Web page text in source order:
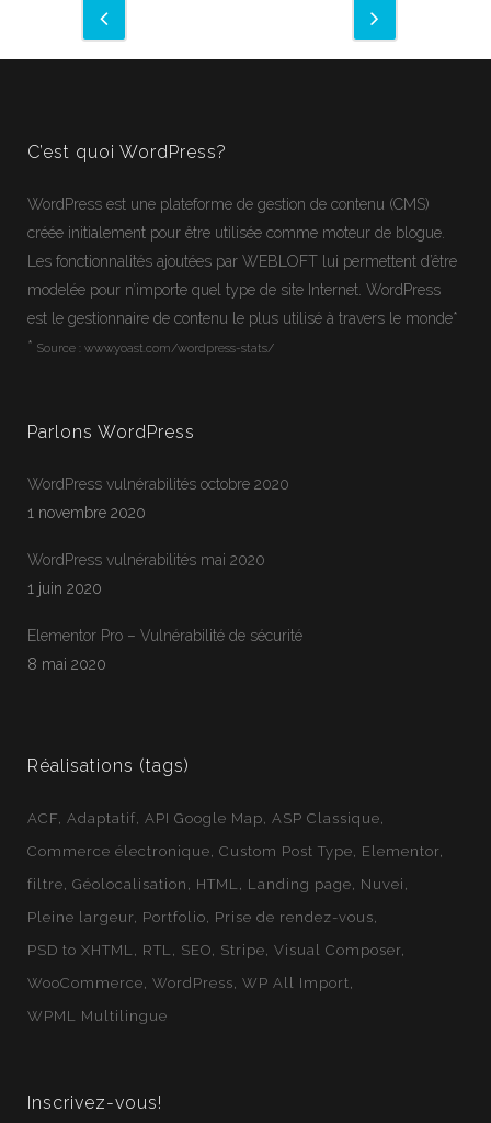
C’est quoi WordPress?
WordPress est une plateforme de gestion de contenu (CMS)
créée initialement pour être utilisée comme moteur de blogue.
Les fonctionnalités ajoutées par WEBLOFT lui permettent d’être
modelée pour n’importe quel type de site Internet. WordPress
est le gestionnaire de contenu le plus utilisé à travers le monde*
* Source : www.yoast.com/wordpress-stats/
Parlons WordPress
WordPress vulnérabilités octobre 2020
1 novembre 2020
WordPress vulnérabilités mai 2020
1 juin 2020
Elementor Pro – Vulnérabilité de sécurité
8 mai 2020
Réalisations (tags)
ACF Adaptatif API Google Map ASP Classique
Commerce électronique Custom Post Type
Elementor
filtre Géolocalisation HTML Landing page
Nuvei
Pleine largeur Portfolio
Prise de rendez-vous
PSD to XHTML
RTL SEO Stripe Visual Composer
WooCommerce WordPress WP All Import
WPML Multilingue
Inscrivez-vous!
Jean-Francois En ligne
Webloft